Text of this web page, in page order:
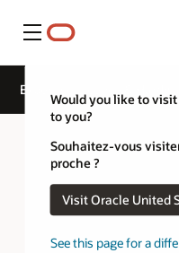
Menu
Would you like to
to you?
Souhaitez-vous
proche ?
Visit Oracle United
See this page for a
Expertise Licence &